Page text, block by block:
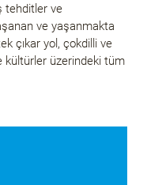
tehditler ve
ve yaşanmakta
çıkar yol, çokdilli ve
kültürler üzerindeki tüm